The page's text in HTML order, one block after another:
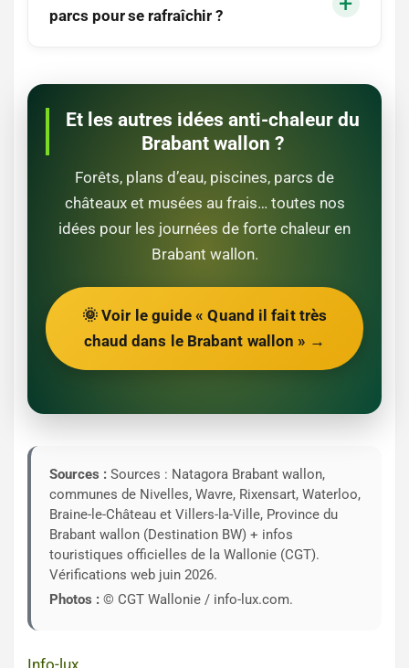
parcs pour se rafraîchir ?
Et les autres idées anti-chaleur du
Brabant wallon ?
Forêts, plans d’eau, piscines, parcs de
châteaux et musées au frais… toutes nos
idées pour les journées de forte chaleur en
Brabant wallon.
🌞 Voir le guide « Quand il fait très
chaud dans le Brabant wallon » →
Sources : Sources : Natagora Brabant wallon,
communes de Nivelles, Wavre, Rixensart, Waterloo,
Braine-le-Château et Villers-la-Ville, Province du
Brabant wallon (Destination BW) + infos
touristiques officielles de la Wallonie (CGT).
Vérifications web juin 2026.
Photos : © CGT Wallonie / info-lux.com.
Info-lux